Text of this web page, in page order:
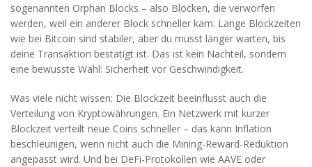
sogenannten Orphan Blocks – also Blöcken, die verworfen
werden, weil ein anderer Block schneller kam. Lange Blockzeiten
wie bei Bitcoin sind stabiler, aber du musst länger warten, bis
deine Transaktion bestätigt ist. Das ist kein Nachteil, sondern
eine bewusste Wahl: Sicherheit vor Geschwindigkeit.
Was viele nicht wissen: Die Blockzeit beeinflusst auch die
Verteilung von Kryptowährungen. Ein Netzwerk mit kurzer
Blockzeit verteilt neue Coins schneller – das kann Inflation
beschleunigen, wenn nicht auch die Mining-Reward-Reduktion
angepasst wird. Und bei DeFi-Protokollen wie AAVE oder